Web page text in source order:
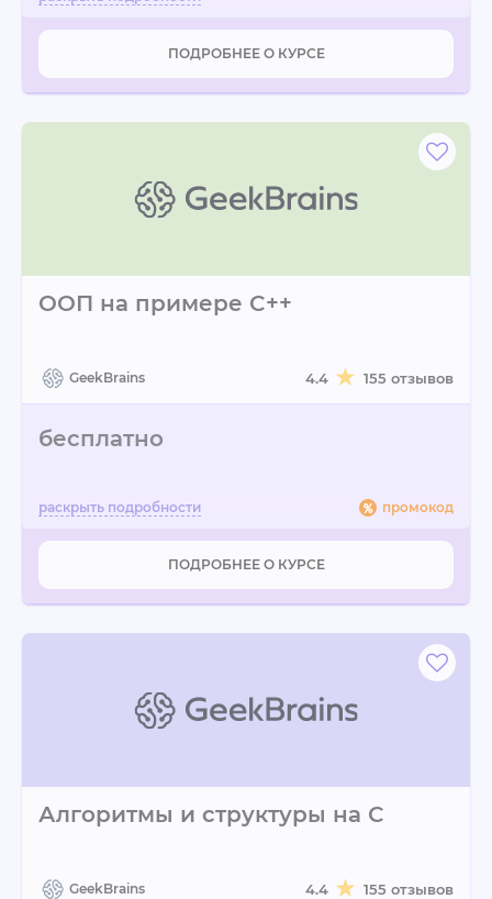
ПОДРОБНЕЕ О КУРСЕ
ООП на примере C++
GeekBrains 4.4 155 отзывов
бесплатно
промокод
ПОДРОБНЕЕ О КУРСЕ
Алгоритмы и структуры на С
GeekBrains 4.4 155 отзывов